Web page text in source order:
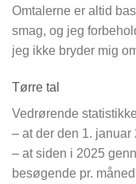
Omtalerne er altid
smag, og jeg
jeg ikke bryder mig
Tørre tal
Vedrørende
– at der den 1.
– at siden i 2025
besøgende pr. måned